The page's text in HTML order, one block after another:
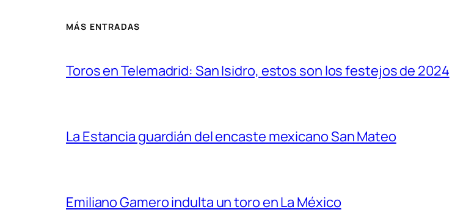
MÁS ENTRADAS
Toros en Telemadrid: San Isidro, estos son los festejos de 2024
La Estancia guardián del encaste mexicano San Mateo
Emiliano Gamero indulta un toro en La México